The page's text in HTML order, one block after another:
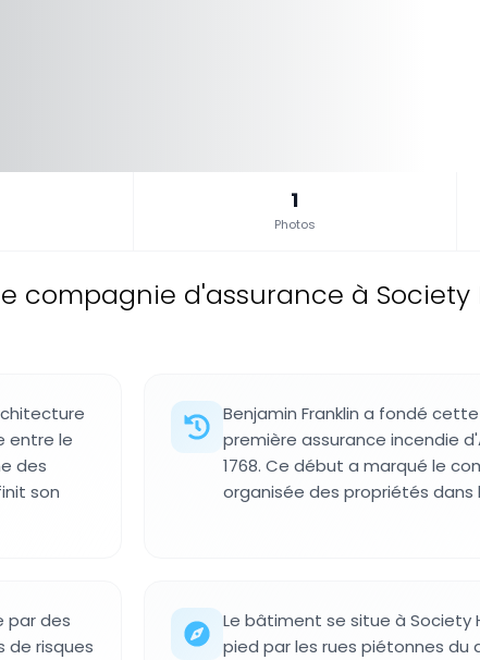
1
Photos
compagnie d'assurance à Society
entre le
des
son
Benjamin Franklin a fondé
première assurance incendie
1768. Ce début a marqué le
organisée des propriétés dans
par des
de risques
Le bâtiment se situe à
pied par les rues piétonnes du